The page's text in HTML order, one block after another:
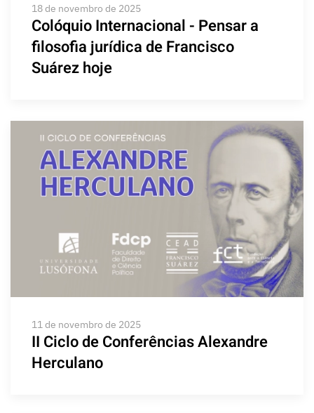
18 de novembro de 2025
Colóquio Internacional - Pensar a
filosofia jurídica de Francisco
Suárez hoje
11 de novembro de 2025
II Ciclo de Conferências Alexandre
Herculano